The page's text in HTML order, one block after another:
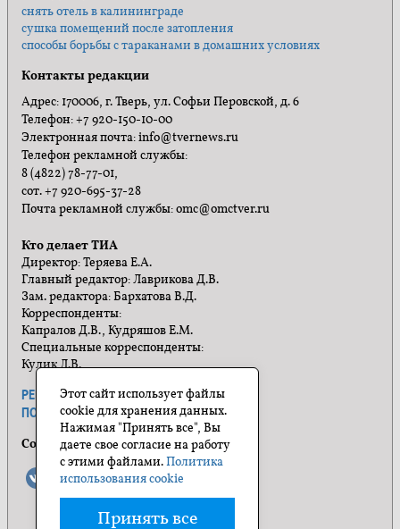
снять отель в калининграде
сушка помещений после затопления
способы борьбы с тараканами в домашних условиях
Контакты редакции
Адрес: 170006, г. Тверь, ул. Софьи Перовской, д. 6
Телефон: +7 920-150-10-00
Электронная почта: info@tvernews.ru
Телефон рекламной службы:
8 (4822) 78-77-01,
сот. +7 920-695-37-28
Почта рекламной службы: omc@omctver.ru
Кто делает ТИА
Директор: Теряева Е.А.
Главный редактор: Лаврикова Д.В.
Зам. редактора: Бархатова В.Д.
Корреспонденты:
Капралов Д.В., Кудряшов Е.М.
Специальные корреспонденты:
Кулик Л.В.
РЕКЛАМА ПРАВИЛА САЙТА
ПОЛИТИКА КОНФИДЕНЦИАЛЬНОСТИ
Социальные сети
Этот сайт использует файлы
cookie для хранения данных.
Нажимая "Принять все", Вы
даете свое согласие на работу
с этими файлами.Политика
использования cookie
Принять все